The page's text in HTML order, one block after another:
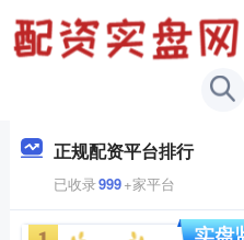
正规配资平台排行
已收录999+家平台